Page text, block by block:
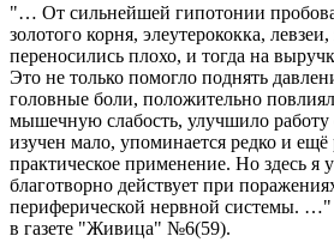
"… От сильнейшей гипотонии
золотого корня, элеутерококка,
переносились плохо, и тогда на
Это не только помогло поднять
головные боли, положительно
мышечную слабость, улучшило
изучен мало, упоминается редко и ещё
практическое применение. Но здесь я
благотворно действует при
периферической нервной системы.
в газете "Живица" №6(59).